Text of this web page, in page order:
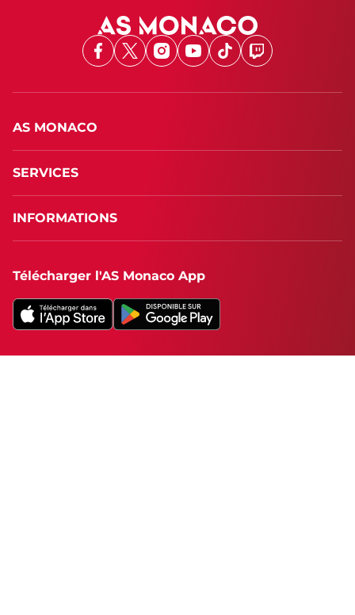
Facebook
X Instagram
Youtube
TikTokTwitch
AS MONACO
SERVICES
INFORMATIONS
Télécharger l'AS Monaco App